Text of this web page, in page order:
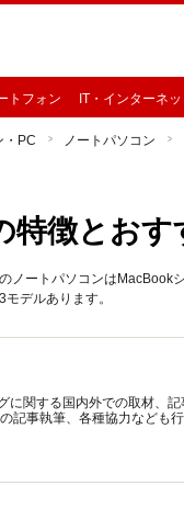
トフォン IT・インターネッ
・PC ノートパソコン
特徴とおす
ノートパソコンはMacBook
デルあります。
に関する国内外での取材、
記事執筆、各種協力なども行